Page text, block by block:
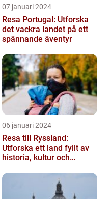
07 januari 2024
Resa Portugal: Utforska
det vackra landet på ett
spännande äventyr
06 januari 2024
Resa till Ryssland:
Utforska ett land fyllt av
historia, kultur och